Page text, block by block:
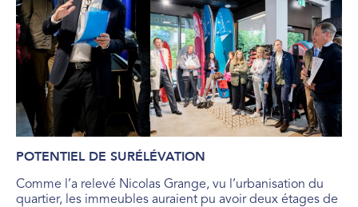
POTENTIEL DE SURÉLÉVATION
Comme l’a relevé Nicolas Grange, vu l’urbanisation du
quartier, les immeubles auraient pu avoir deux étages de